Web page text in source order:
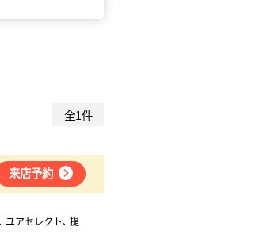
全1件
来店予約
ユアセレクト 提